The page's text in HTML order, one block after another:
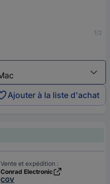
1/2
Ajouter à la liste d'achat
Vente et expédition :
Conrad Electronic
CGV